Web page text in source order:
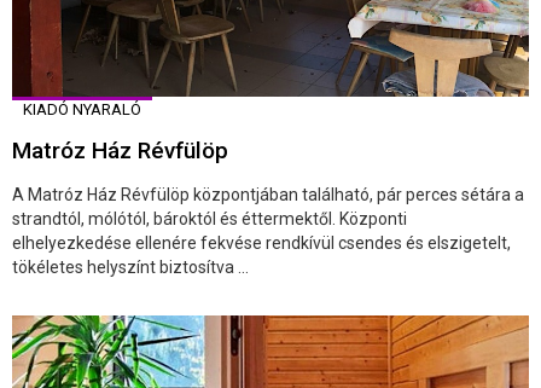
KIADÓ NYARALÓ
Matróz Ház Révfülöp
A Matróz Ház Révfülöp központjában található, pár perces sétára a
strandtól, mólótól, bároktól és éttermektől. Központi
elhelyezkedése ellenére fekvése rendkívül csendes és elszigetelt,
tökéletes helyszínt biztosítva ...